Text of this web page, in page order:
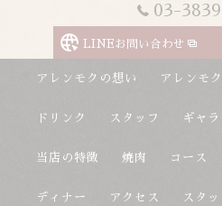
03-
LINEお問い合わせ
アレンモクの想い アレンモ
ドリンク スタッフ ギャラ
当店の特徴 焼肉 コース
ディナー アクセス スタ